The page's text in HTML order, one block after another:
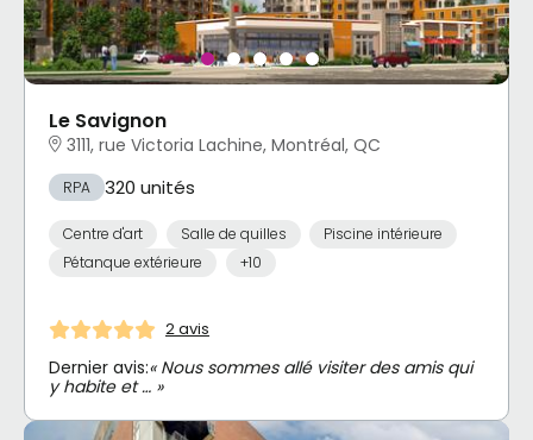
Le Savignon
3111, rue Victoria Lachine, Montréal, QC
RPA 320 unités
Centre d'art Salle de quilles
Piscine intérieure
Pétanque extérieure
+10
2 avis
Dernier avis:« Nous sommes allé visiter des amis qui
y habite et … »